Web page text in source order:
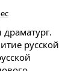
русской